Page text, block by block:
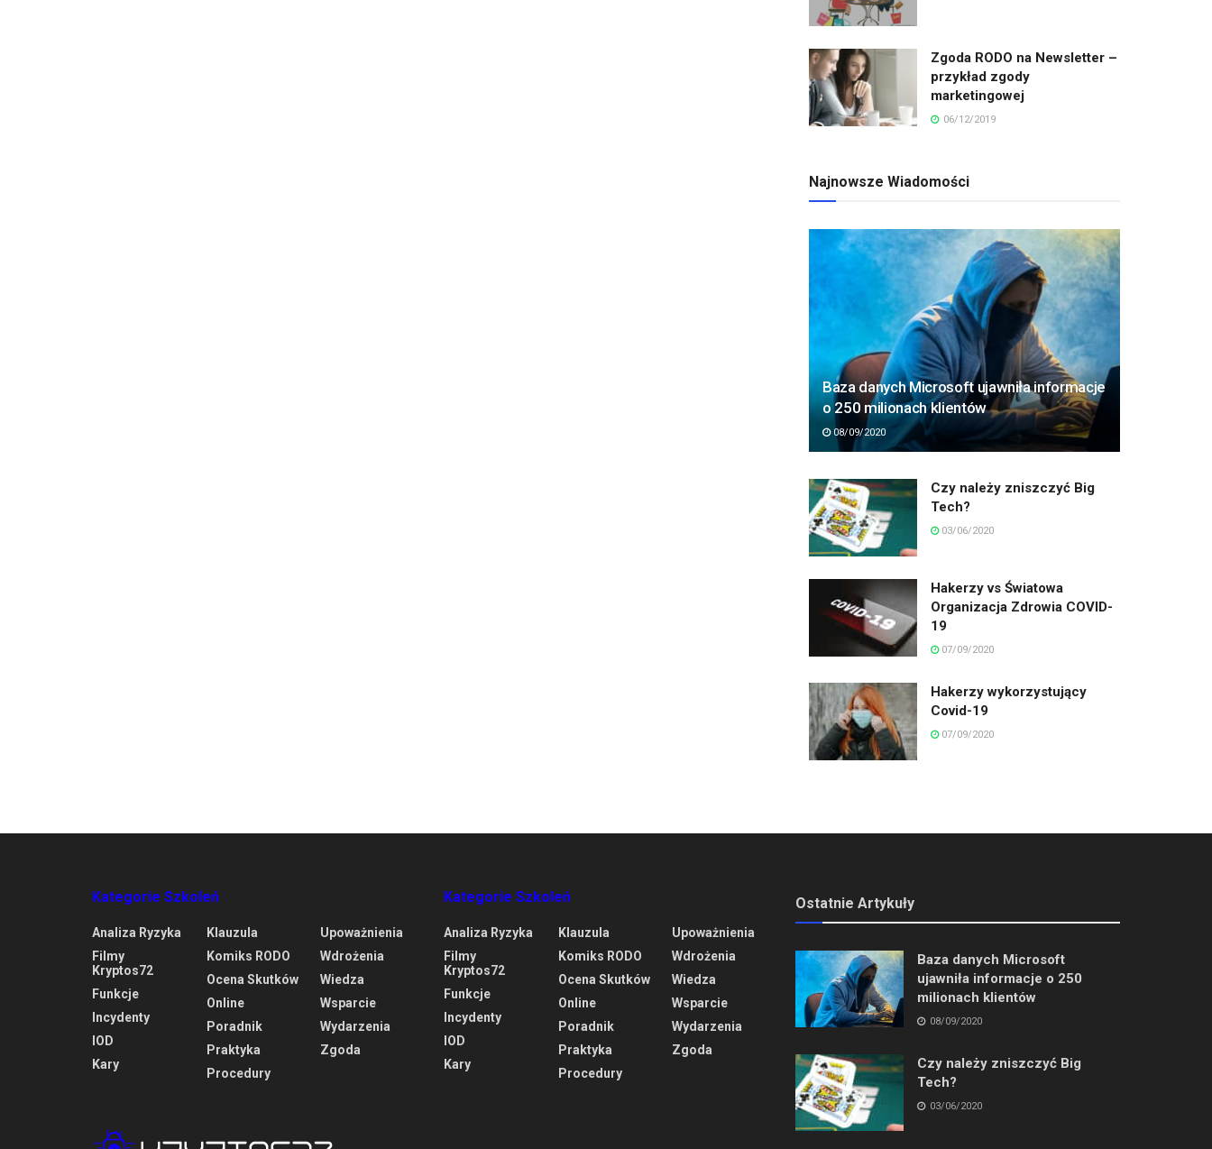
Zgoda RODO na Newsletter –
przykład zgody
marketingowej
06/12/2019
Najnowsze Wiadomości
Baza danych Microsoft ujawniła informacje
o 250 milionach klientów
08/09/2020
Czy należy zniszczyć Big
Tech?
03/06/2020
Hakerzy vs Światowa
Organizacja Zdrowia COVID-
19
07/09/2020
Hakerzy wykorzystujący
Covid-19
07/09/2020
Kategorie Szkoleń
Analiza Ryzyka
Filmy
Kryptos72
Funkcje
Incydenty
IOD
Kary
Klauzula
Komiks RODO
Ocena Skutków
Online
Poradnik
Praktyka
Procedury
Upoważnienia
Wdrożenia
Wiedza
Wsparcie
Wydarzenia
Zgoda
Kategorie Szkoleń
Analiza Ryzyka
Filmy
Kryptos72
Funkcje
Incydenty
IOD
Kary
Klauzula
Komiks RODO
Ocena Skutków
Online
Poradnik
Praktyka
Procedury
Upoważnienia
Wdrożenia
Wiedza
Wsparcie
Wydarzenia
Zgoda
Ostatnie Artykuły
Baza danych Microsoft
ujawniła informacje o 250
milionach klientów
08/09/2020
Czy należy zniszczyć Big
Tech?
03/06/2020